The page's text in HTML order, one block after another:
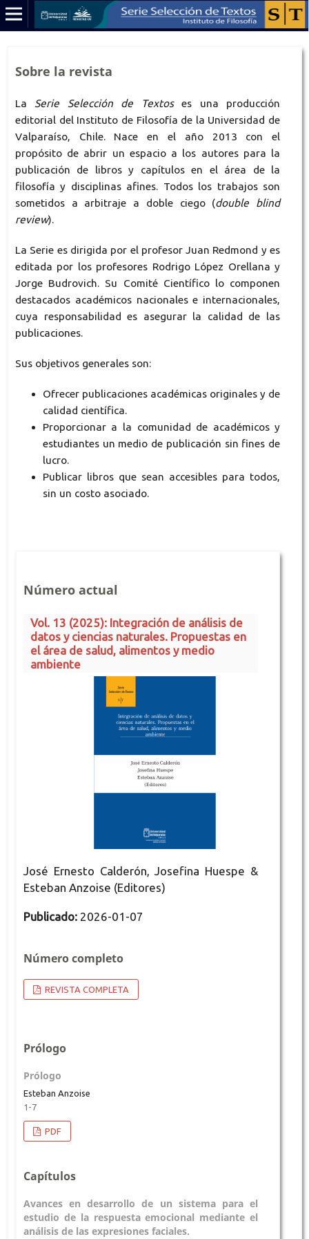
Sobre la revista
La Serie Selección de Textoses una producción
editorial del Instituto de Filosofía de la Universidad de
Valparaíso, Chile. Nace en el año 2013 con el
propósito de abrir un espacio a los autores para la
publicación de libros y capítulos en el área de la
filosofía y disciplinas afines. Todos los trabajos son
sometidos a arbitraje a doble ciego (double blind
review).
La Serie es dirigida por el profesor Juan Redmond y es
editada por los profesores Rodrigo López Orellana y
Jorge Budrovich. Su Comité Científico lo componen
destacados académicos nacionales e internacionales,
cuya responsabilidad es asegurar la calidad de las
publicaciones.
Sus objetivos generales son:
Ofrecer publicaciones académicas originales y de
calidad científica.
Proporcionar a la comunidad de académicos y
estudiantes un medio de publicación sin fines de
lucro.
Publicar libros que sean accesibles para todos,
sin un costo asociado.
Número actual
Vol. 13 (2025): Integración de análisis de
datos y ciencias naturales. Propuestas en
el área de salud, alimentos y medio
ambiente
José Ernesto Calderón, Josefina Huespe &
Esteban Anzoise (Editores)
Publicado: 2026-01-07
Número completo
REVISTA COMPLETA
Prólogo
Prólogo
Esteban Anzoise
1-7
PDF
Capítulos
Avances en desarrollo de un sistema para el
estudio de la respuesta emocional mediante el
análisis de las expresiones faciales.